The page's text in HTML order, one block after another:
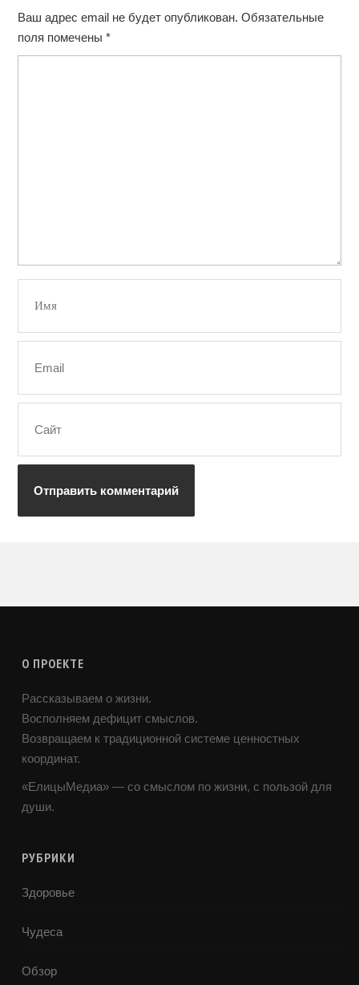
Ваш адрес email не будет опубликован. Обязательные
поля помечены *
О ПРОЕКТЕ
Рассказываем о жизни.
Восполняем дефицит смыслов.
Возвращаем к традиционной системе ценностных
координат.
«ЕлицыМедиа» — со смыслом по жизни, с пользой для
души.
РУБРИКИ
Здоровье
Чудеса
Обзор